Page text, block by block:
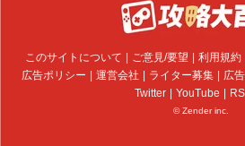
このサイトについて ご意見/要望 利用規約
広告ポリシー
運営会社 ライター募集 広
Twitter
YouTube
© Zender inc.